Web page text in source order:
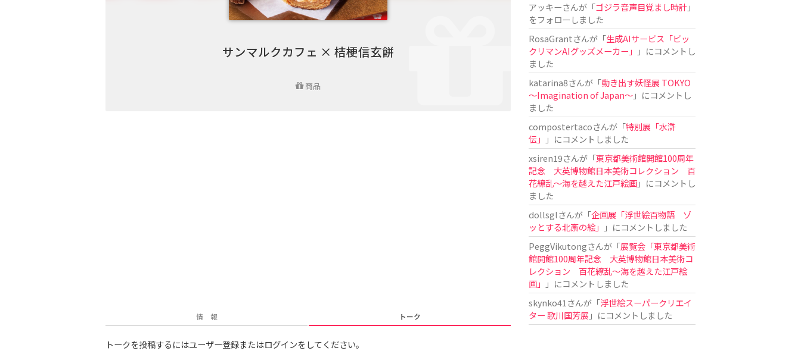
サンマルクカフェ × 桔梗信玄餅
商品
情 報 トーク
トークを投稿するにはユーザー登録またはログインをしてください。
アッキーさんが「ゴジラ音声目覚まし時計」
をフォローしました
RosaGrantさんが「生成AIサービス「ビッ
クリマンAIグッズメーカー」
」にコメントし
ました
katarina8さんが「動き出す妖怪展 TOKYO
〜Imagination of Japan〜」にコメントし
ました
compostertacoさんが「特別展「水滸
伝」
」にコメントしました
xsiren19さんが「東京都美術館開館100周年
記念 大英博物館日本美術コレクション 百
花繚乱～海を越えた江戸絵画」にコメントし
ました
dollsglさんが「企画展「浮世絵百物語 ゾ
ッとする北斎の絵」
」にコメントしました
PeggVikutongさんが「展覧会「東京都美術
館開館100周年記念 大英博物館日本美術コ
レクション 百花繚乱〜海を越えた江戸絵
画」
」にコメントしました
skynko41 さんが「浮世絵スーパークリエイ
ター 歌川国芳展 」にコメントしました